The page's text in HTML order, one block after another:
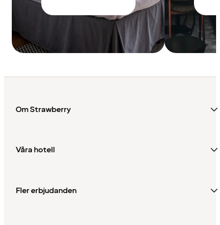
Om Strawberry
Våra hotell
Fler erbjudanden